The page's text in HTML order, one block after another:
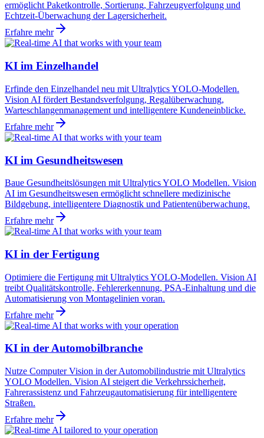
ermöglicht Paketkontrolle, Sortierung, Fahrzeugverfolgung und
Echtzeit-Überwachung der Lagersicherheit.
Erfahre mehr
KI im Einzelhandel
Erfinde den Einzelhandel neu mit Ultralytics YOLO-Modellen.
Vision AI fördert Bestandsverfolgung, Regalüberwachung,
Warteschlangenmanagement und intelligentere Kundeneinblicke.
Erfahre mehr
KI im Gesundheitswesen
Baue Gesundheitslösungen mit Ultralytics YOLO Modellen. Vision
AI im Gesundheitswesen ermöglicht schnellere medizinische
Bildgebung, intelligentere Diagnostik und Patientenüberwachung.
Erfahre mehr
KI in der Fertigung
Optimiere die Fertigung mit Ultralytics YOLO-Modellen. Vision AI
treibt Qualitätskontrolle, Fehlererkennung, PSA-Einhaltung und die
Automatisierung von Montagelinien voran.
Erfahre mehr
KI in der Automobilbranche
Nutze Computer Vision in der Automobilindustrie mit Ultralytics
YOLO Modellen. Vision AI steigert die Verkehrssicherheit,
Fahrerassistenz und Fahrzeugautomatisierung für intelligentere
Straßen.
Erfahre mehr